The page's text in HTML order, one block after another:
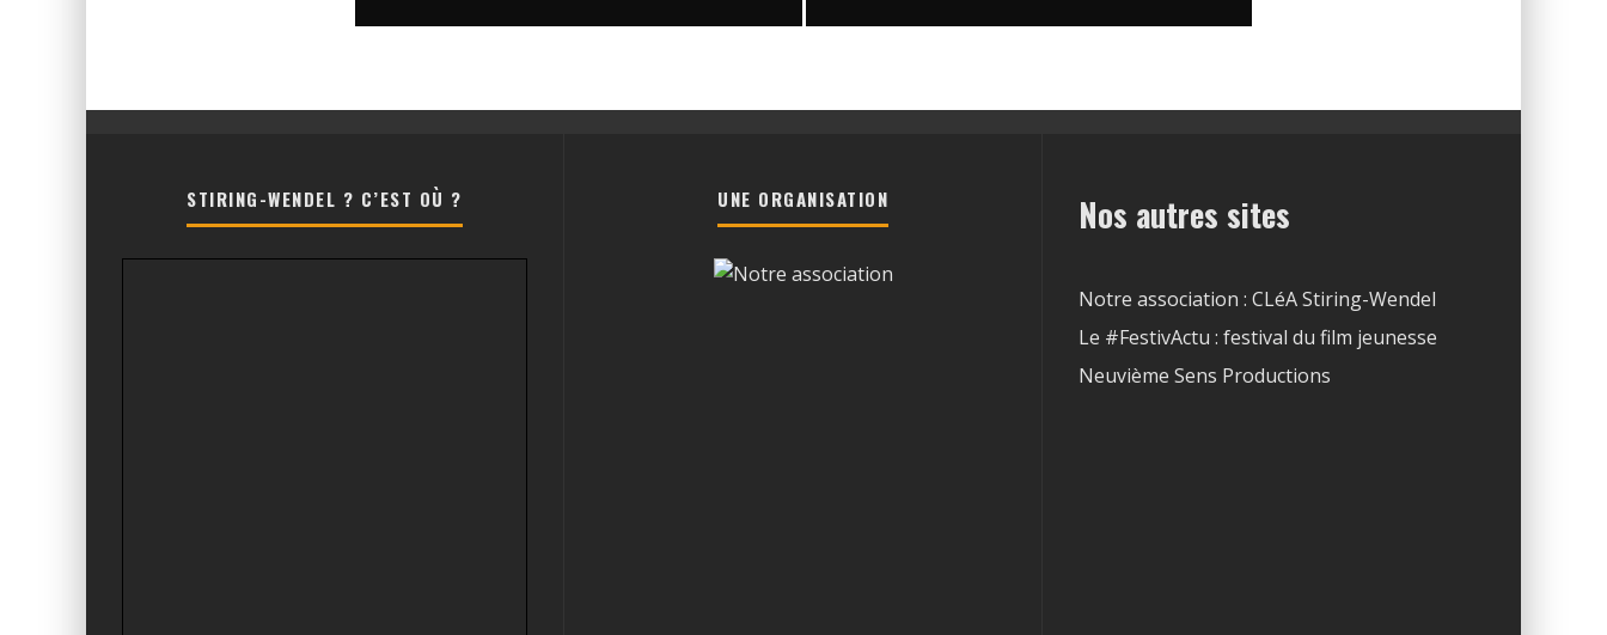
STIRING-WENDEL ? C’EST OÙ ? UNE ORGANISATION Nos autres sites
Notre association : CLéA Stiring-Wendel
Le #FestivActu : festival du film jeunesse
Neuvième Sens Productions